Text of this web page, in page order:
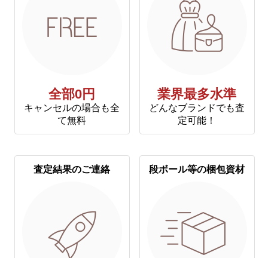
全部0円
キャンセルの場合も全
て無料
業界最多水準
どんなブランドでも査
定可能！
査定結果のご連絡 段ボール等の梱包資材